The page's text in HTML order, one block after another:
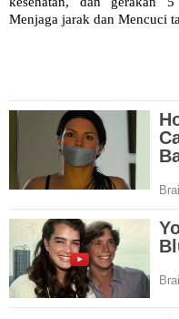
Menjaga jarak dan Mencuci